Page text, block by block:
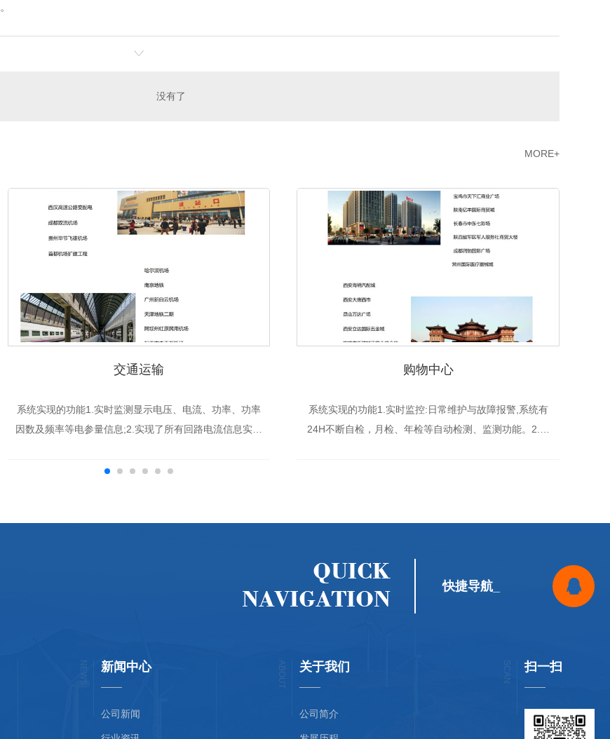
没有了
MORE+
交通运输
系统实现的功能1.实时监测显示电压、电流、功率、功率
因数及频率等电参量信息;2.实现了所有回路电流信息实时
实现了报警远程监控，事件记录;5.能...
购物中心
系统实现的功能1.实时监控:日常维护与故障报警,系统有
24H不断自检，月检、年检等自动检测、监测功能。2.动
快捷导航_
新闻中心
NEWS
公司新闻
关于我们
ABOUT
公司简介
扫一扫
SCAN